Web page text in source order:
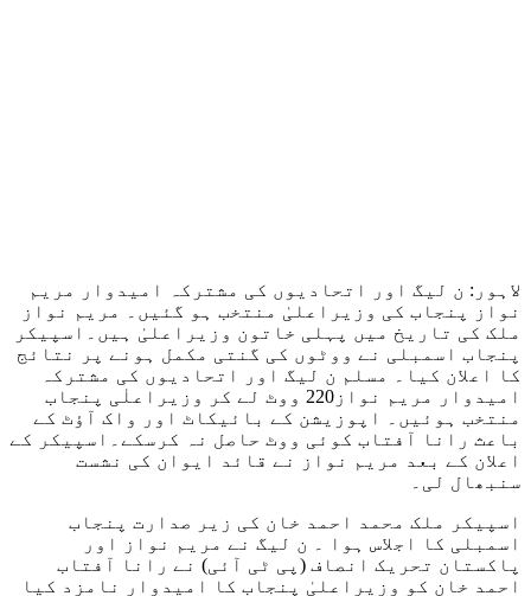
لاہور: ن لیگ اور اتحادیوں کی مشترکہ امیدوار مریم
نواز پنجاب کی وزیراعلیٰ منتخب ہو گئیں۔ مریم نواز
ملک کی تاریخ میں پہلی خاتون وزیراعلیٰ ہیں۔اسپیکر
پنجاب اسمبلی نے ووٹوں کی گنتی مکمل ہونے پر نتائج
کا اعلان کیا۔ مسلم ن لیگ اور اتحادیوں کی مشترکہ
امیدوار مریم نواز220 ووٹ لے کر وزیراعلٰی پنجاب
منتخب ہوئیں۔ اپوزیشن کے بائیکاٹ اور واک آؤٹ کے
باعث رانا آفتاب کوئی ووٹ حاصل نہ کرسکے۔اسپیکر کے
اعلان کے بعد مریم نواز نے قائد ایوان کی نشست
سنبھال لی۔
اسپیکر ملک محمد احمد خان کی زیر صدارت پنجاب
اسمبلی کا اجلاس ہوا ۔ ن لیگ نے مریم نواز اور
پاکستان تحریک انصاف (پی ٹی آئی) نے رانا آفتاب
احمد خان کو وزیراعلیٰ پنجاب کا امیدوار نامزد کیا